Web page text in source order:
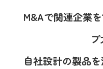
M&Aで関連企業
自社設計の製品